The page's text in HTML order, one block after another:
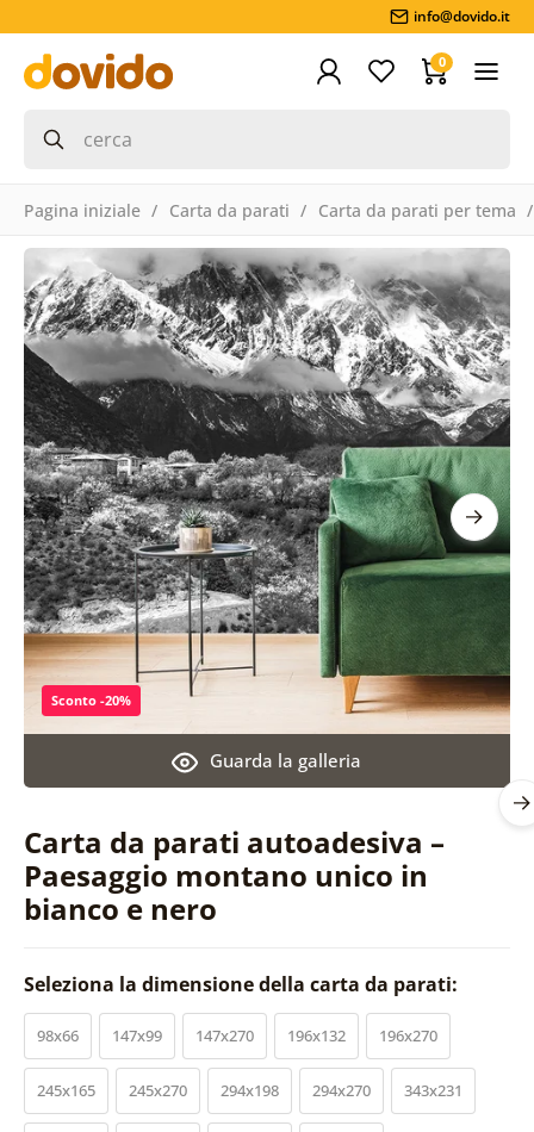
info@dovido.it
0
Pagina iniziale Carta da parati Carta da parati per tema
Carta da parati autoadesiva –
Paesaggio montano unico in
bianco e nero
Guarda la galleria
Sconto -20%
Seleziona la dimensione della carta da parati:
98x66 147x99 147x270 196x132 196x270
245x165 245x270 294x198 294x270 343x231